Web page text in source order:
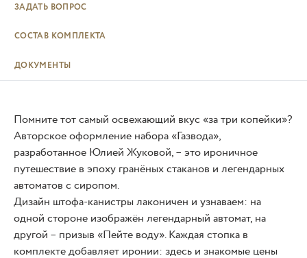
ЗАДАТЬ ВОПРОС
СОСТАВ КОМПЛЕКТА
ДОКУМЕНТЫ
Помните тот самый освежающий вкус «за три копейки»?
Авторское оформление набора «Газвода»,
разработанное Юлией Жуковой, – это ироничное
путешествие в эпоху гранёных стаканов и легендарных
автоматов с сиропом.
Дизайн штофа-канистры лаконичен и узнаваем: на
одной стороне изображён легендарный автомат, на
другой – призыв «Пейте воду». Каждая стопка в
комплекте добавляет иронии: здесь и знакомые цены